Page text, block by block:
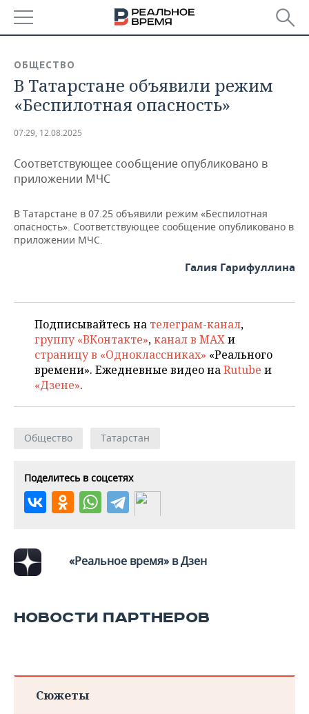
БАШКОРТОСТАН
ТАТАРСТАН
НОВОСТИ
АНАЛИТИКА
ДЕКЛАРАЦИИ О ДОХОДАХ
КОРОЛИ ГОСЗАКАЗА ПФО
ВУЗЫ ТАТАРСТАНА
НОВОСТИ ЭКОНОМИКИ
ФИНАНСЫ
БАНКИ
ИНВЕСТИЦИИ
ПРОМЫШЛЕННОСТЬ
НОВОСТИ
ПРОМЫШЛЕННОСТИ
АГРОПРОМ
НЕФТЬ
ОПК
ЭНЕРГЕТИКА
НЕДВИЖИМОСТЬ
НОВОСТИ НЕДВИЖИМОСТИ
АВТО
НОВОСТИ БИЗНЕСА
РОЗНИЧНАЯ ТОРГОВЛЯ
ТРАНСПОРТ
ТЕХНОЛОГИИ
НОВОСТИ ТЕХНОЛОГИЙ
МЕРОПРИЯТИЯ
НОВОСТИ МЕРОПРИЯТИЙ
ОТКРЫТАЯ ЛЕКЦИЯ
СПОРТ
БАСКЕТБОЛ
КИБЕРСПОРТ
ВОДНЫЕ ВИДЫ СПОРТА
ИНФРАСТРУКТУРА
КУЛЬТУРА
ОБРАЗОВАНИЕ
ФОТОГАЛЕРЕЯ
СПРАВОЧНИК
СПИСОК КОМПАНИЙ
ОБЩЕСТВО
В Татарстане объявили режим
«Беспилотная опасность»
07:29, 12.08.2025
Соответствующее сообщение опубликовано в
приложении МЧС
В Татарстане в 07.25 объявили режим «Беспилотная
опасность». Соответствующее сообщение опубликовано в
приложении МЧС.
Галия Гарифуллина
Подписывайтесь на телеграм-канал,
группу «ВКонтакте»,канал в MAXи
страницу в «Одноклассниках» «Реального
времени». Ежедневные видео наRutube и
«Дзене».
Общество Татарстан
Поделитесь в соцсетях
«Реальное время» в Дзен
НОВОСТИ ПАРТНЕРОВ
Сюжеты